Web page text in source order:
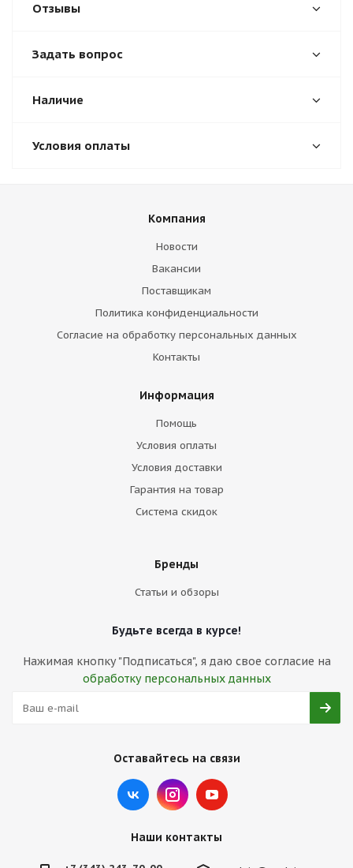
Отзывы
Задать вопрос
Наличие
Условия оплаты
Компания
Новости
Вакансии
Поставщикам
Политика конфиденциальности
Согласие на обработку персональных данных
Контакты
Информация
Помощь
Условия оплаты
Условия доставки
Гарантия на товар
Система скидок
Бренды
Статьи и обзоры
Будьте всегда в курсе!
Нажимая кнопку "Подписаться", я даю свое согласие на
обработку персональных данных
Оставайтесь на связи
Наши контакты